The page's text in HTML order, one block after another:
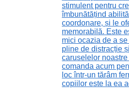
stimulent pentru
îmbunătățind
coordonare, și le
memorabilă. Este
mici ocazia de a
pline de distracție
caruselelor
comanda acum
loc într-un tărâm
copiilor este la ea